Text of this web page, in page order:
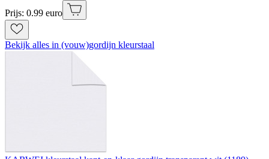
Prijs: 0.99 euro
Bekijk alles in (vouw)gordijn kleurstaal